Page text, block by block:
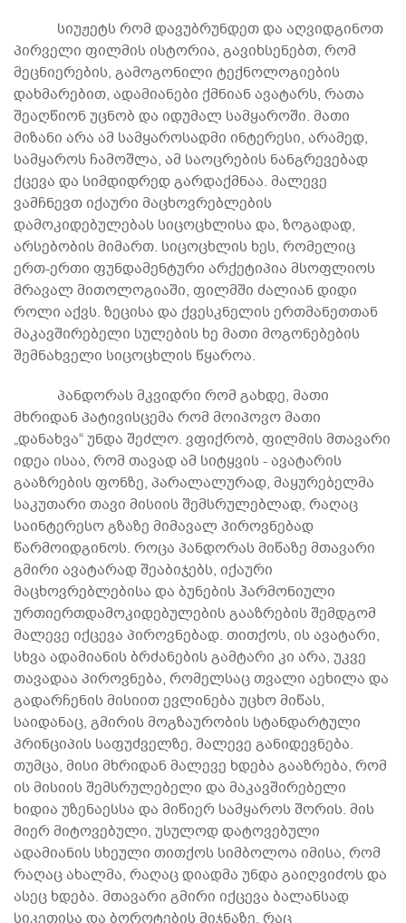
სიუჟეტს რომ დავუბრუნდეთ და აღვიდგინოთ
პირველი ფილმის ისტორია, გავიხსენებთ, რომ
მეცნიერების, გამოგონილი ტექნოლოგიების
დახმარებით, ადამიანები ქმნიან ავატარს, რათა
შეაღწიონ უცნობ და იდუმალ სამყაროში. მათი
მიზანი არა ამ სამყაროსადმი ინტერესი, არამედ,
სამყაროს ჩამოშლა, ამ საოცრების ნანგრევებად
ქცევა და სიმდიდრედ გარდაქმნაა. მალევე
ვამჩნევთ იქაური მაცხოვრებლების
დამოკიდებულებას სიცოცხლისა და, ზოგადად,
არსებობის მიმართ. სიცოცხლის ხეს, რომელიც
ერთ-ერთი ფუნდამენტური არქეტიპია მსოფლიოს
მრავალ მითოლოგიაში, ფილმში ძალიან დიდი
როლი აქვს. ზეცისა და ქვესკნელის ერთმანეთთან
მაკავშირებელი სულების ხე მათი მოგონებების
შემნახველი სიცოცხლის წყაროა.
პანდორას მკვიდრი რომ გახდე, მათი
მხრიდან პატივისცემა რომ მოიპოვო მათი
„დანახვა“ უნდა შეძლო. ვფიქრობ, ფილმის მთავარი
იდეა ისაა, რომ თავად ამ სიტყვის - ავატარის
გააზრების ფონზე, პარალალურად, მაყურებელმა
საკუთარი თავი მისიის შემსრულებლად, რაღაც
საინტერესო გზაზე მიმავალ პიროვნებად
წარმოიდგინოს. როცა პანდორას მიწაზე მთავარი
გმირი ავატარად შეაბიჯებს, იქაური
მაცხოვრებლებისა და ბუნების ჰარმონიული
ურთიერთდამოკიდებულების გააზრების შემდგომ
მალევე იქცევა პიროვნებად. თითქოს, ის ავატარი,
სხვა ადამიანის ბრძანების გამტარი კი არა, უკვე
თავადაა პიროვნება, რომელსაც თვალი აეხილა და
გადარჩენის მისიით ევლინება უცხო მიწას,
საიდანაც, გმირის მოგზაურობის სტანდარტული
პრინციპის საფუძველზე, მალევე განიდევნება.
თუმცა, მისი მხრიდან მალევე ხდება გააზრება, რომ
ის მისიის შემსრულებელი და მაკავშირებელი
ხიდია უზენაესსა და მიწიერ სამყაროს შორის. მის
მიერ მიტოვებული, უსულოდ დატოვებული
ადამიანის სხეული თითქოს სიმბოლოა იმისა, რომ
რაღაც ახალმა, რაღაც დიადმა უნდა გაიღვიძოს და
ასეც ხდება. მთავარი გმირი იქცევა ბალანსად
სიკეთისა და ბოროტების მიჯნაზე, რაც